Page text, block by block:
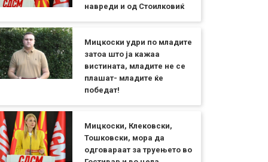
навреди и од Стоилковиќ
Мицкоски удри по младите
затоа што ја кажаа
вистината, младите не се
плашат- младите ќе
победат!
Мицкоски, Клековски,
Тошковски, мора да
одговараат за труењето во